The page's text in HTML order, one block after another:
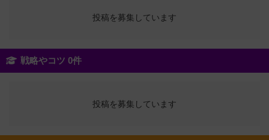
投稿を募集しています
戦略やコツ 0件
投稿を募集しています